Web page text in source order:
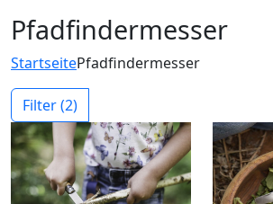
Pfadfindermesser
StartseitePfadfindermesser
Filter(2)